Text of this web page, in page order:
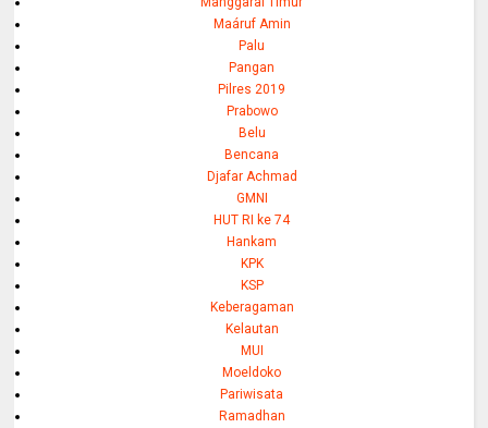
Maáruf Amin
Palu
Pangan
Pilres 2019
Prabowo
Belu
Bencana
Djafar Achmad
GMNI
HUT RI ke 74
Hankam
KPK
KSP
Keberagaman
Kelautan
MUI
Moeldoko
Pariwisata
Ramadhan